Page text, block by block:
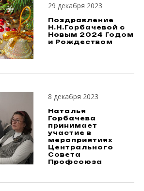
29 декабря 2023
Поздравление
Н.Н.Горбачевой с
Новым 2024 Годом
и Рождеством
8 декабря 2023
Наталья
Горбачева
принимает
участие в
мероприятиях
Центрального
Совета
Профсоюза